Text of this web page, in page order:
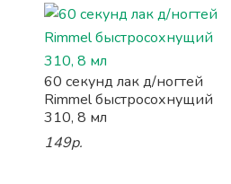
60 секунд лак д/ногтей
Rimmel быстросохнущий
310, 8 мл
149р.